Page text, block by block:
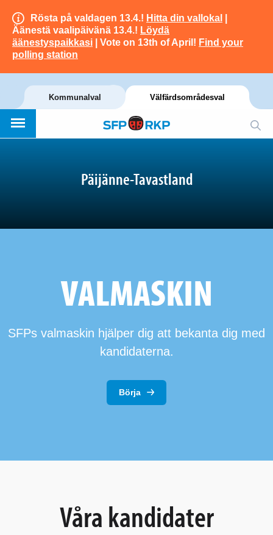
Rösta på valdagen 13.4.! Hitta din vallokal
Äänestä vaalipäivänä 13.4.! Löydä
äänestyspaikkasi | Vote on 13th of April! Find your
polling station
Kommunalval Välfärdsområdesval
Päijänne-Tavastland
VALMASKIN
SFPs valmaskin hjälper dig att bekanta dig med
kandidaterna.
Börja
Våra kandidater